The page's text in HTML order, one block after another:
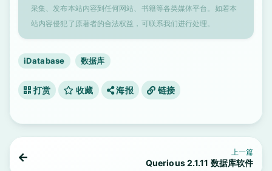
采集、发布本站内容到任何网站、书籍等各类媒体平台。如若本
站内容侵犯了原著者的合法权益，可联系我们进行处理。
iDatabase 数据库
打赏 收藏 海报 链接
上一篇
Querious 2.1.11 数据库软件